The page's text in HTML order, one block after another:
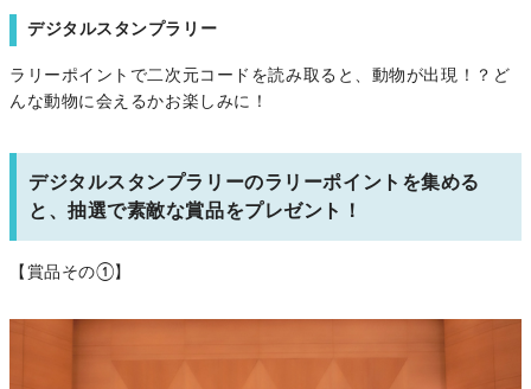
デジタルスタンプラリー
ラリーポイントで二次元コードを読み取ると、動物が出現！？ど
んな動物に会えるかお楽しみに！
デジタルスタンプラリーのラリーポイントを集める
と、抽選で素敵な賞品をプレゼント！
【賞品その①】